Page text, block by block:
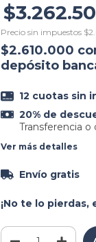
Precio sin impuestos
$2.610.000
depósito
12 cuotas sin
20% de
Transferencia o
Ver más detalles
Envío gratis
¡No te lo pierdas,